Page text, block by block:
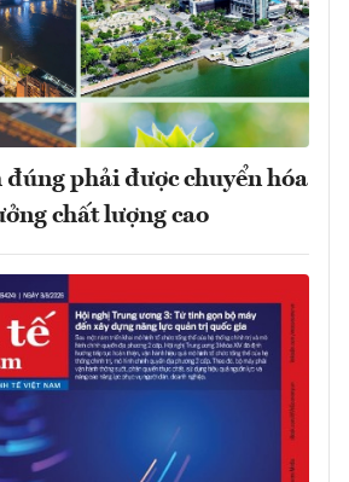
đúng phải được chuyển hóa
chất lượng cao